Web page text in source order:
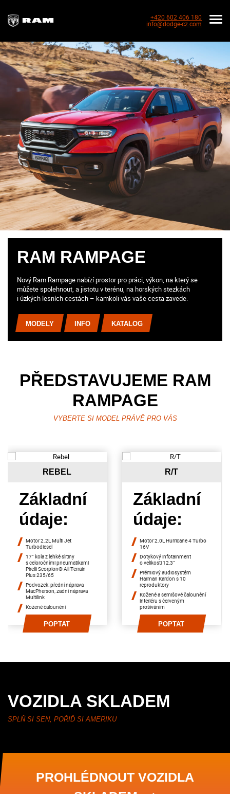
+420 602 406 180
info@dodge-cz.com
RAM RAMPAGE
Nový Ram Rampage nabízí prostor pro práci, výkon, na který se
můžete spolehnout, a jistotu v terénu, na horských stezkách
i úzkých lesních cestách – kamkoli vás vaše cesta zavede.
MODELY INFO KATALOG
PŘEDSTAVUJEME RAM
RAMPAGE
VYBERTE SI MODEL PRÁVĚ PRO VÁS
REBEL
Základní
údaje:
Motor 2.2L Multi Jet
Turbodiesel
17“ kola z lehké slitiny
s celoročními pneumatikami
Pirelli Scorpion® All Terrain
Plus 235/65
Podvozek: přední náprava
MacPherson, zadní náprava
Multilink
Kožené čalounění
POPTAT
R/T
Základní
údaje:
Motor 2.0L Hurricane 4 Turbo
16V
Dotykový infotainment
o velikosti 12,3“
Prémiový audiosystém
Harman Kardon s 10
reproduktory
Kožené a semišové čalounění
interiéru s červeným
prošíváním
POPTAT
VOZIDLA SKLADEM
SPLŇ SI SEN, POŘIĎ SI AMERIKU
PROHLÉDNOUT VOZIDLA